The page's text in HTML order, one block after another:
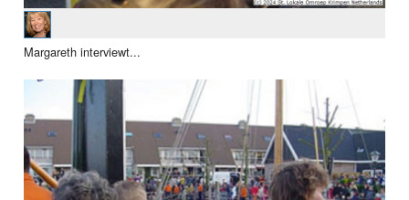
Margareth interviewt...